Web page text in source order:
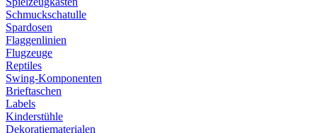
Schmuckschatulle
Spardosen
Flaggenlinien
Flugzeuge
Reptiles
Swing-Komponenten
Brieftaschen
Labels
Kinderstühle
Dekoratiematerialen